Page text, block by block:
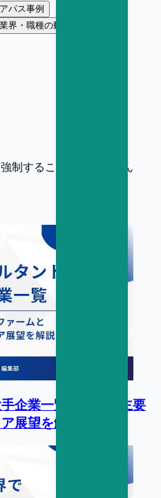
パス事例
界・職種の動向
制することはありません
企業一覧｜国内の主要
展望を解説